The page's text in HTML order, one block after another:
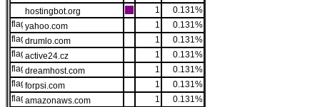
hostingbot.org
1
0.131%
yahoo.com
1
0.131%
drumlo.com
1
0.131%
active24.cz
1
0.131%
dreamhost.com
1
0.131%
forpsi.com
1
0.131%
amazonaws.com
1
0.131%